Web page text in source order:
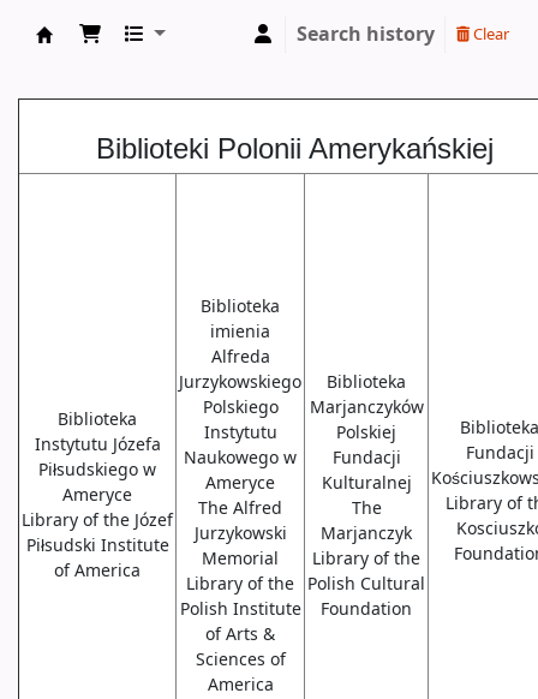
Search history Clear
Biblioteki Polonii Amerykańskiej
Biblioteka
Instytutu Józefa
Piłsudskiego w
Ameryce
Library of the Józef
Piłsudski Institute
of America
Biblioteka
imienia
Alfreda
Jurzykowskiego
Polskiego
Instytutu
Naukowego w
Ameryce
The Alfred
Jurzykowski
Memorial
Library of the
Polish Institute
of Arts &
Sciences of
America
Biblioteka
Marjanczyków
Polskiej
Fundacji
Kulturalnej
The
Marjanczyk
Library of the
Polish Cultural
Foundation
Biblioteka
Fundacji
Library of